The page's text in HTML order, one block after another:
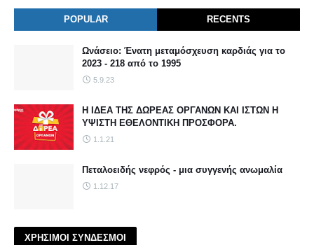
POPULAR RECENTS
Ωνάσειο: Ένατη μεταμόσχευση καρδιάς για το
2023 - 218 από το 1995
5.9.23
Η ΙΔΕΑ ΤΗΣ ΔΩΡΕΑΣ ΟΡΓΑΝΩΝ ΚΑΙ ΙΣΤΩΝ Η
ΥΨΙΣΤΗ ΕΘΕΛΟΝΤΙΚΗ ΠΡΟΣΦΟΡΑ.
1.1.21
Πεταλοειδής νεφρός - μια συγγενής ανωμαλία
1.12.17
ΧΡΗΣΙΜΟΙ ΣΥΝΔΕΣΜΟΙ